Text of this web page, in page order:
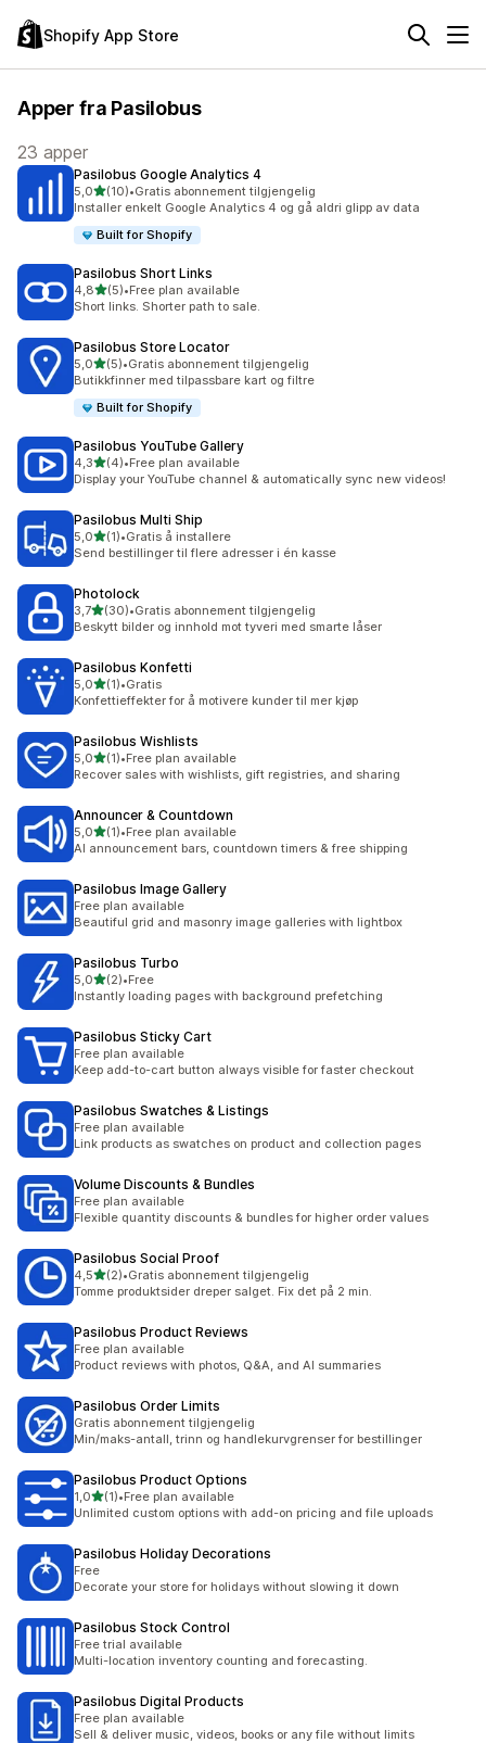
Shopify App Store
Apper fra Pasilobus
23 apper
Pasilobus Google Analytics 4
5,0av 5 stjerner
(10)
Totalt 10 omtaler
•Gratis abonnement tilgjengelig
Installer enkelt Google Analytics 4 og gå aldri glipp av data
Built for Shopify
Pasilobus Short Links
4,8av 5 stjerner
(5)
Totalt 5 omtaler
•Free plan available
Short links. Shorter path to sale.
Pasilobus Store Locator
5,0av 5 stjerner
(5)
Totalt 5 omtaler
•Gratis abonnement tilgjengelig
Butikkfinner med tilpassbare kart og filtre
Built for Shopify
Pasilobus YouTube Gallery
4,3av 5 stjerner
(4)
Totalt 4 omtaler
•Free plan available
Display your YouTube channel & automatically sync new videos!
Pasilobus Multi Ship
5,0av 5 stjerner
(1)
Totalt 1 omtaler
•Gratis å installere
Send bestillinger til flere adresser i én kasse
Photolock
3,7av 5 stjerner
(30)
Totalt 30 omtaler
•Gratis abonnement tilgjengelig
Beskytt bilder og innhold mot tyveri med smarte låser
Pasilobus Konfetti
5,0av 5 stjerner
(1)
Totalt 1 omtaler
•Gratis
Konfettieffekter for å motivere kunder til mer kjøp
Pasilobus Wishlists
5,0av 5 stjerner
(1)
Totalt 1 omtaler
•Free plan available
Recover sales with wishlists, gift registries, and sharing
Announcer & Countdown
5,0av 5 stjerner
(1)
Totalt 1 omtaler
•Free plan available
AI announcement bars, countdown timers & free shipping
Pasilobus Image Gallery
Free plan available
Beautiful grid and masonry image galleries with lightbox
Pasilobus Turbo
5,0av 5 stjerner
(2)
Totalt 2 omtaler
•Free
Instantly loading pages with background prefetching
Pasilobus Sticky Cart
Free plan available
Keep add-to-cart button always visible for faster checkout
Pasilobus Swatches & Listings
Free plan available
Link products as swatches on product and collection pages
Volume Discounts & Bundles
Free plan available
Flexible quantity discounts & bundles for higher order values
Pasilobus Social Proof
4,5av 5 stjerner
(2)
Totalt 2 omtaler
•Gratis abonnement tilgjengelig
Tomme produktsider dreper salget. Fix det på 2 min.
Pasilobus Product Reviews
Free plan available
Product reviews with photos, Q&A, and AI summaries
Pasilobus Order Limits
Gratis abonnement tilgjengelig
Min/maks-antall, trinn og handlekurvgrenser for bestillinger
Pasilobus Product Options
1,0av 5 stjerner
(1)
Totalt 1 omtaler
•Free plan available
Unlimited custom options with add-on pricing and file uploads
Pasilobus Holiday Decorations
Free
Decorate your store for holidays without slowing it down
Pasilobus Stock Control
Free trial available
Multi-location inventory counting and forecasting.
Pasilobus Digital Products
Free plan available
Sell & deliver music, videos, books or any file without limits